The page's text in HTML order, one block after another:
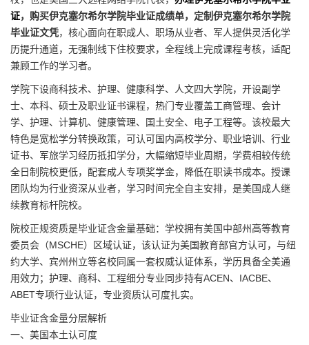
证，购买伊克塞尔希尔学院毕业证成绩单，定制伊克塞尔希尔学院
毕业证文凭，核心面向在职成人、职场从业者、军人提供灵活化学
历提升通道，无强制线下住校要求，全程线上完成课程考核，适配
兼顾工作的学习者。
学院下设商科技术、护理、健康科学、人文四大学院，开设副学
士、本科、硕士及职业证书课程，热门专业覆盖工商管理、会计
学、护理、计算机、健康管理、国土安全、电子工程等。该校最大
特色是宽松学分转换政策，可认可国内高校学分、职业培训、行业
证书、军旅学习经历抵扣学分，大幅缩短毕业周期，学费相较传统
全日制院校更低，配套成人专项奖学金，降低在职读书成本。授课
团队均为行业资深从业者，学习时间完全自主安排，是美国成人继
续教育标杆院校。
院校正规资质是毕业证含金量基础：学校拥有美国中部州高等教育
委员会（MSCHE）区域认证，该认证为美国教育部官方认可，与纽
约大学、宾州州立等名校同属一套权威认证体系，学历具备全美通
用效力；护理、商科、工程细分专业同步持有ACEN、IACBE、
ABET专项行业认证，专业资质认可度扎实。
毕业证含金量分层解析
一、美国本土认可度